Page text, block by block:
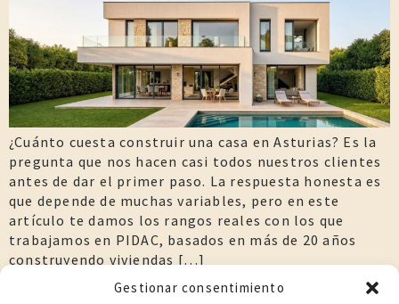
Gestionar consentimiento
¿Cuánto cuesta construir una casa en Asturias? Es la
pregunta que nos hacen casi todos nuestros clientes
antes de dar el primer paso. La respuesta honesta es
que depende de muchas variables, pero en este
artículo te damos los rangos reales con los que
trabajamos en PIDAC, basados en más de 20 años
construyendo viviendas […]